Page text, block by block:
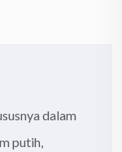
dalam
putih,